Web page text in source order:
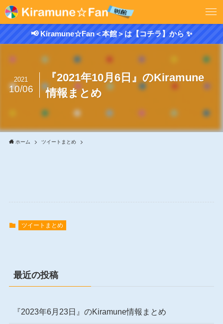
📢 Kiramune☆Fan＜本館＞は【コチラ】から ✨
『2021年10月6日』のKiramune
情報まとめ
2021
10/06
ホーム ツイートまとめ
ツイートまとめ
最近の投稿
『2023年6月23日』のKiramune情報まとめ